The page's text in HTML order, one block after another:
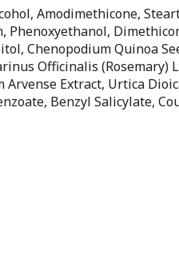
Amodimethicone,
Phenoxyethanol,
Chenopodium Quinoa
Officinalis
Extract, Urtica
Benzyl Salicylate,